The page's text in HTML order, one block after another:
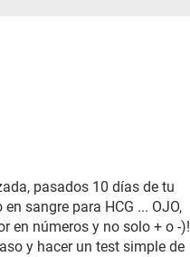
pasados 10 días de tu
sangre para HCG ... OJO,
en números y no solo + o -)!
y hacer un test simple de